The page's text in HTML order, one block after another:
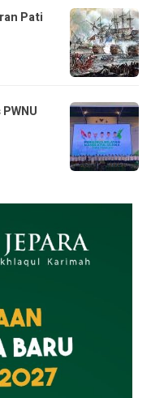
Pati